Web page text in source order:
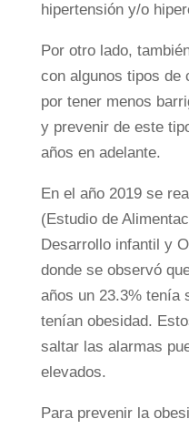
hipertensión y/o
Por otro lado,
con algunos tipos de
por tener menos
y prevenir de este
años en adelante.
En el año 2019 se
(Estudio de
Desarrollo infantil y
donde se observó
años un 23.3% tenía
tenían obesidad.
saltar las alarmas
elevados.
Para prevenir la